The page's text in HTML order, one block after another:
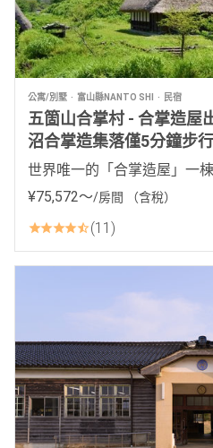
公寓/別墅 富山縣NANTO SHI 民宿
五箇山合掌村 - 合掌造屋
沼合掌造集落僅5分鐘步
世界唯一的「合掌造屋」一
¥75,572〜/房間 （含稅）
11